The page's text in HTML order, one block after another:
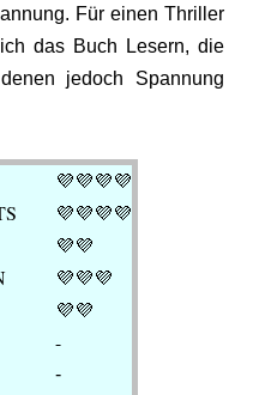
Für einen Thriller
das Buch Lesern, die
jedoch Spannung
💜💜💜💜
💜💜💜💜
💜💜
💜💜💜
💜💜
-
-